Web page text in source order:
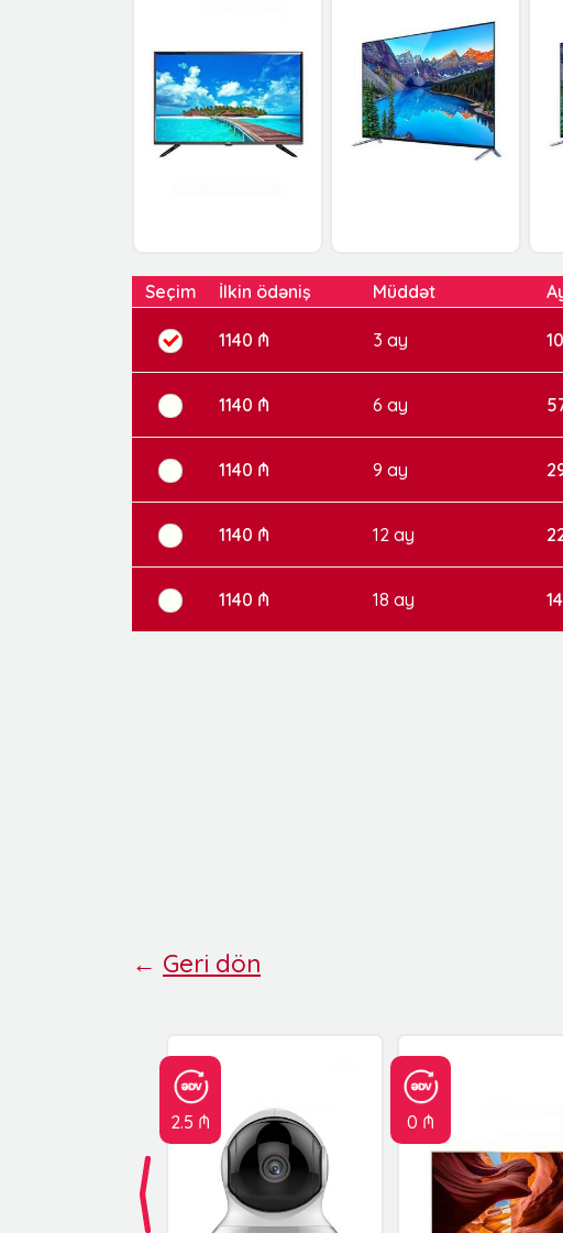
Seçim İlkin ödəniş Müddət
1140 ₼ 3 ay
1140 ₼ 6 ay
1140 ₼ 9 ay
1140 ₼ 12 ay
1140 ₼ 18 ay
← Geri dön
2.5 ₼ 0 ₼